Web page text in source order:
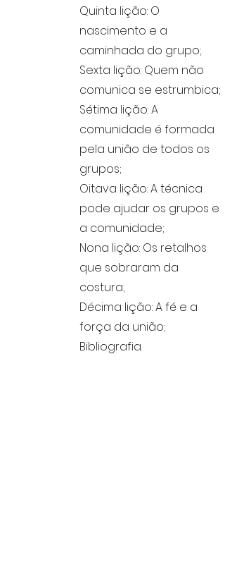
Quinta lição: O
nascimento e a
caminhada do grupo;
Sexta lição: Quem não
comunica se estrumbica;
Sétima lição: A
comunidade é formada
pela união de todos os
grupos;
Oitava lição: A técnica
pode ajudar os grupos e
a comunidade;
Nona lição: Os retalhos
que sobraram da
costura;
Décima lição: A fé e a
força da união;
Bibliografia.